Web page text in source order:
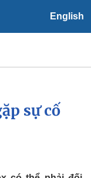
English
sự cố